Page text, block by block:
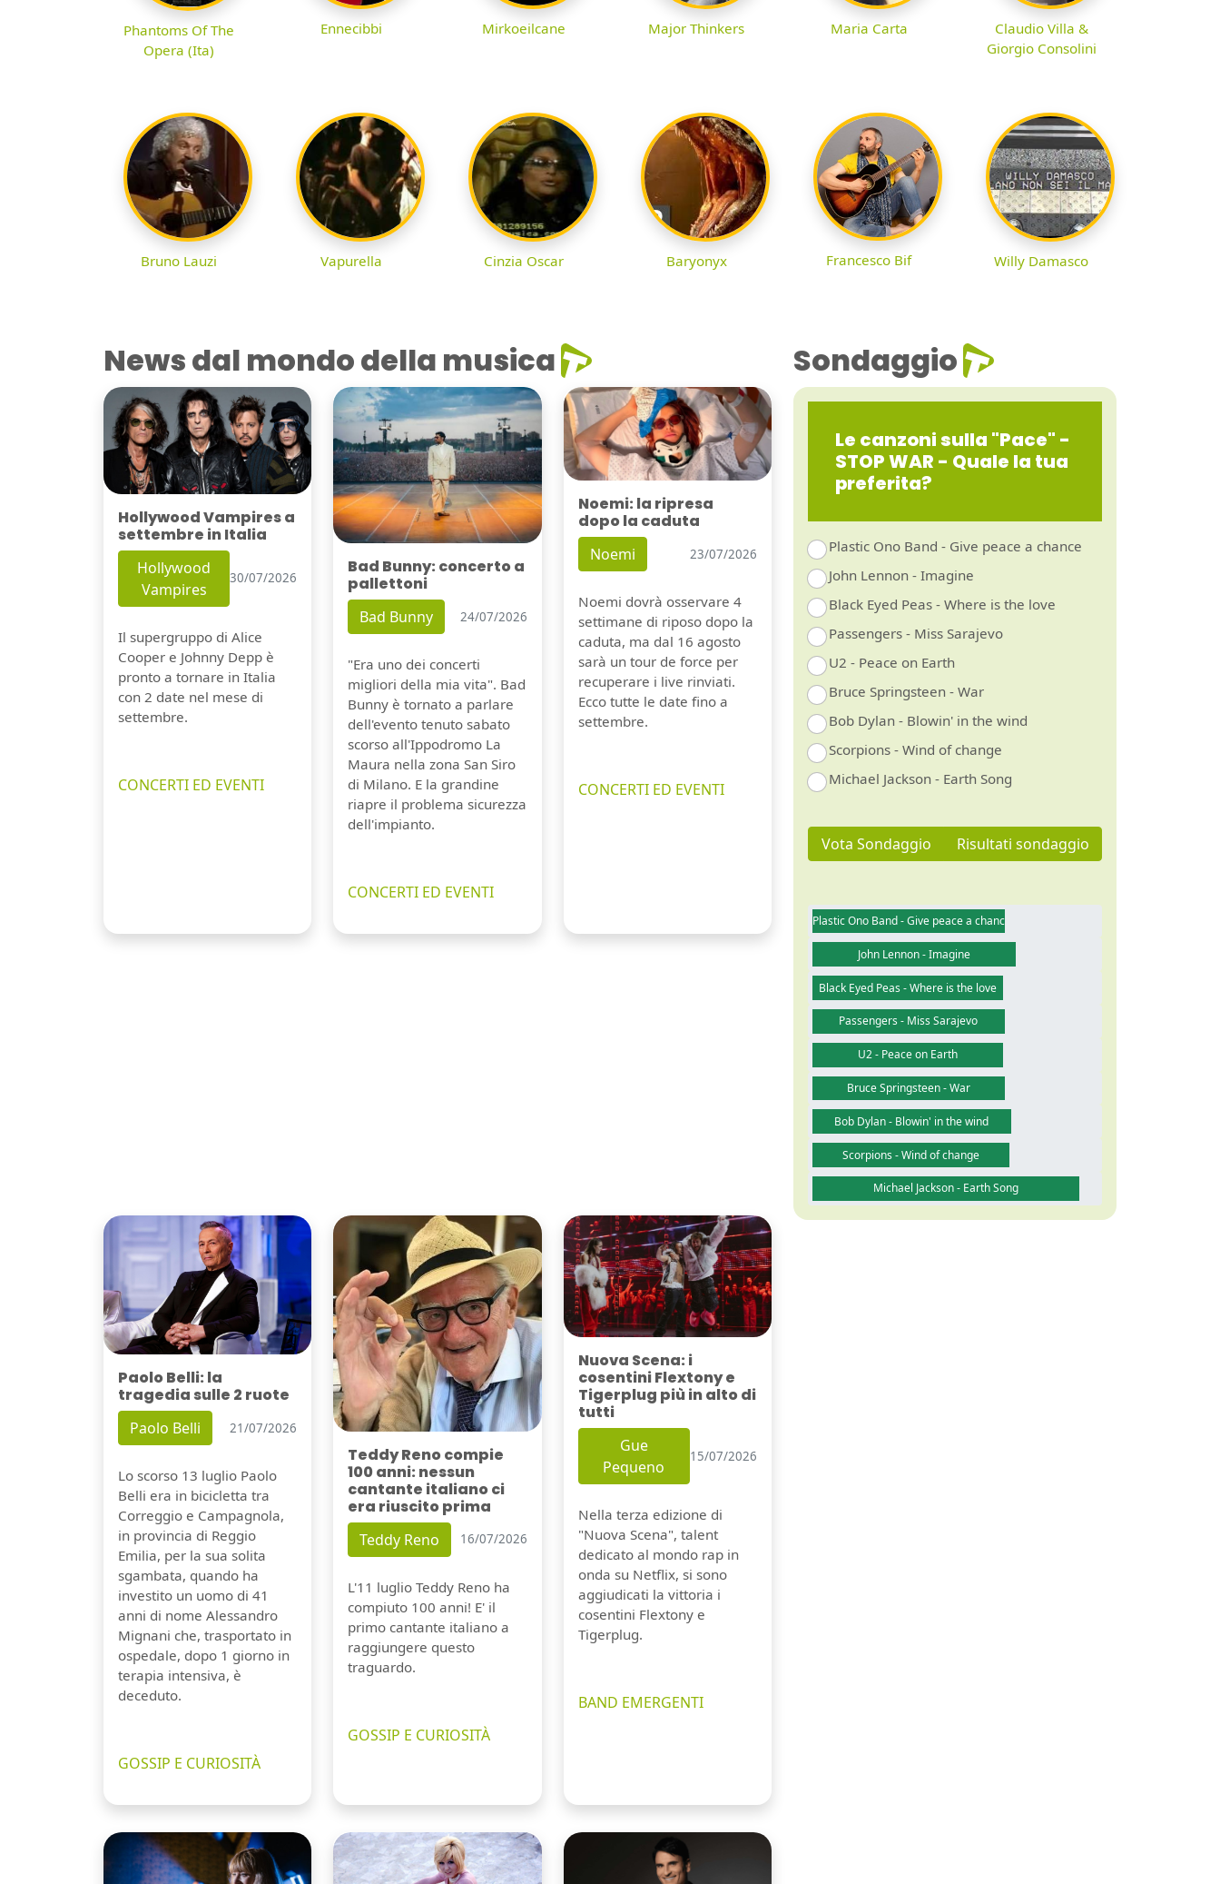
Phantoms Of The
Opera (Ita)
Ennecibbi Mirkoeilcane Major Thinkers Maria Carta
Claudio Villa &
Giorgio Consolini
Bruno Lauzi Vapurella Cinzia Oscar Baryonyx Francesco Bif Willy Damasco
News dal mondo della musica
Hollywood Vampires a
settembre in Italia
Hollywood
Vampires
30/07/2026
Il supergruppo di Alice
Cooper e Johnny Depp è
pronto a tornare in Italia
con 2 date nel mese di
settembre.
CONCERTI ED EVENTI
Bad Bunny: concerto a
pallettoni
Bad Bunny 24/07/2026
"Era uno dei concerti
migliori della mia vita". Bad
Bunny è tornato a parlare
dell'evento tenuto sabato
scorso all'Ippodromo La
Maura nella zona San Siro
di Milano. E la grandine
riapre il problema sicurezza
dell'impianto.
CONCERTI ED EVENTI
Noemi: la ripresa
dopo la caduta
Noemi 23/07/2026
Noemi dovrà osservare 4
settimane di riposo dopo la
caduta, ma dal 16 agosto
sarà un tour de force per
recuperare i live rinviati.
Ecco tutte le date fino a
settembre.
CONCERTI ED EVENTI
Paolo Belli: la
tragedia sulle 2 ruote
Paolo Belli 21/07/2026
Lo scorso 13 luglio Paolo
Belli era in bicicletta tra
Correggio e Campagnola,
in provincia di Reggio
Emilia, per la sua solita
sgambata, quando ha
investito un uomo di 41
anni di nome Alessandro
Mignani che, trasportato in
ospedale, dopo 1 giorno in
terapia intensiva, è
deceduto.
GOSSIP E CURIOSITÀ
Teddy Reno compie
100 anni: nessun
cantante italiano ci
era riuscito prima
Teddy Reno 16/07/2026
L'11 luglio Teddy Reno ha
compiuto 100 anni! E' il
primo cantante italiano a
raggiungere questo
traguardo.
GOSSIP E CURIOSITÀ
Nuova Scena: i
cosentini Flextony e
Tigerplug più in alto di
tutti
Gue
Pequeno
15/07/2026
Nella terza edizione di
"Nuova Scena", talent
dedicato al mondo rap in
onda su Netflix, si sono
aggiudicati la vittoria i
cosentini Flextony e
Tigerplug.
BAND EMERGENTI
Sondaggio
Le canzoni sulla "Pace" -
STOP WAR - Quale la tua
preferita?
Plastic Ono Band - Give peace a chance
John Lennon - Imagine
Black Eyed Peas - Where is the love
Passengers - Miss Sarajevo
U2 - Peace on Earth
Bruce Springsteen - War
Bob Dylan - Blowin' in the wind
Scorpions - Wind of change
Michael Jackson - Earth Song
Vota Sondaggio Risultati sondaggio
Plastic Ono Band - Give peace a chance
John Lennon - Imagine
Black Eyed Peas - Where is the love
Passengers - Miss Sarajevo
U2 - Peace on Earth
Bruce Springsteen - War
Bob Dylan - Blowin' in the wind
Scorpions - Wind of change
Michael Jackson - Earth Song